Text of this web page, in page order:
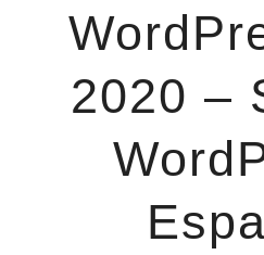
2020 –